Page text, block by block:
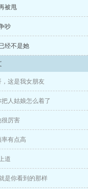
开。
好机会，去了一个无人
局。宋修瑾却头疼得厉
被甩
吵
经不是她
，这是我女朋友
把人姑娘怎么着了
很厉害
率有点高
道
是你看到的那样